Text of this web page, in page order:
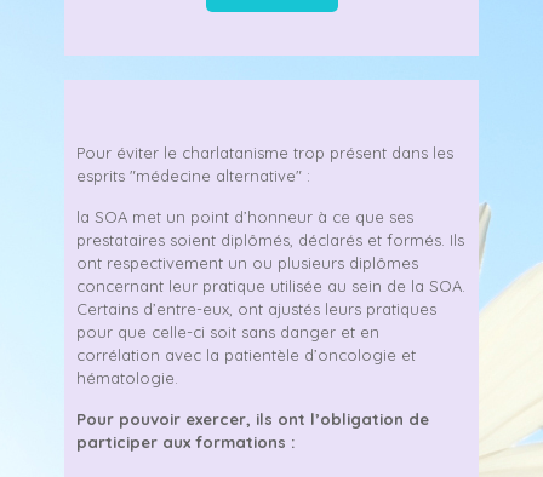
Pour éviter le charlatanisme trop présent dans les
esprits "médecine alternative" :
la SOA met un point d’honneur à ce que ses
prestataires soient diplômés, déclarés et formés. Ils
ont respectivement un ou plusieurs diplômes
concernant leur pratique utilisée au sein de la SOA.
Certains d’entre-eux, ont ajustés leurs pratiques
pour que celle-ci soit sans danger et en
corrélation avec la patientèle d’oncologie et
hématologie.
Pour pouvoir exercer, ils ont l’obligation de
participer aux formations :